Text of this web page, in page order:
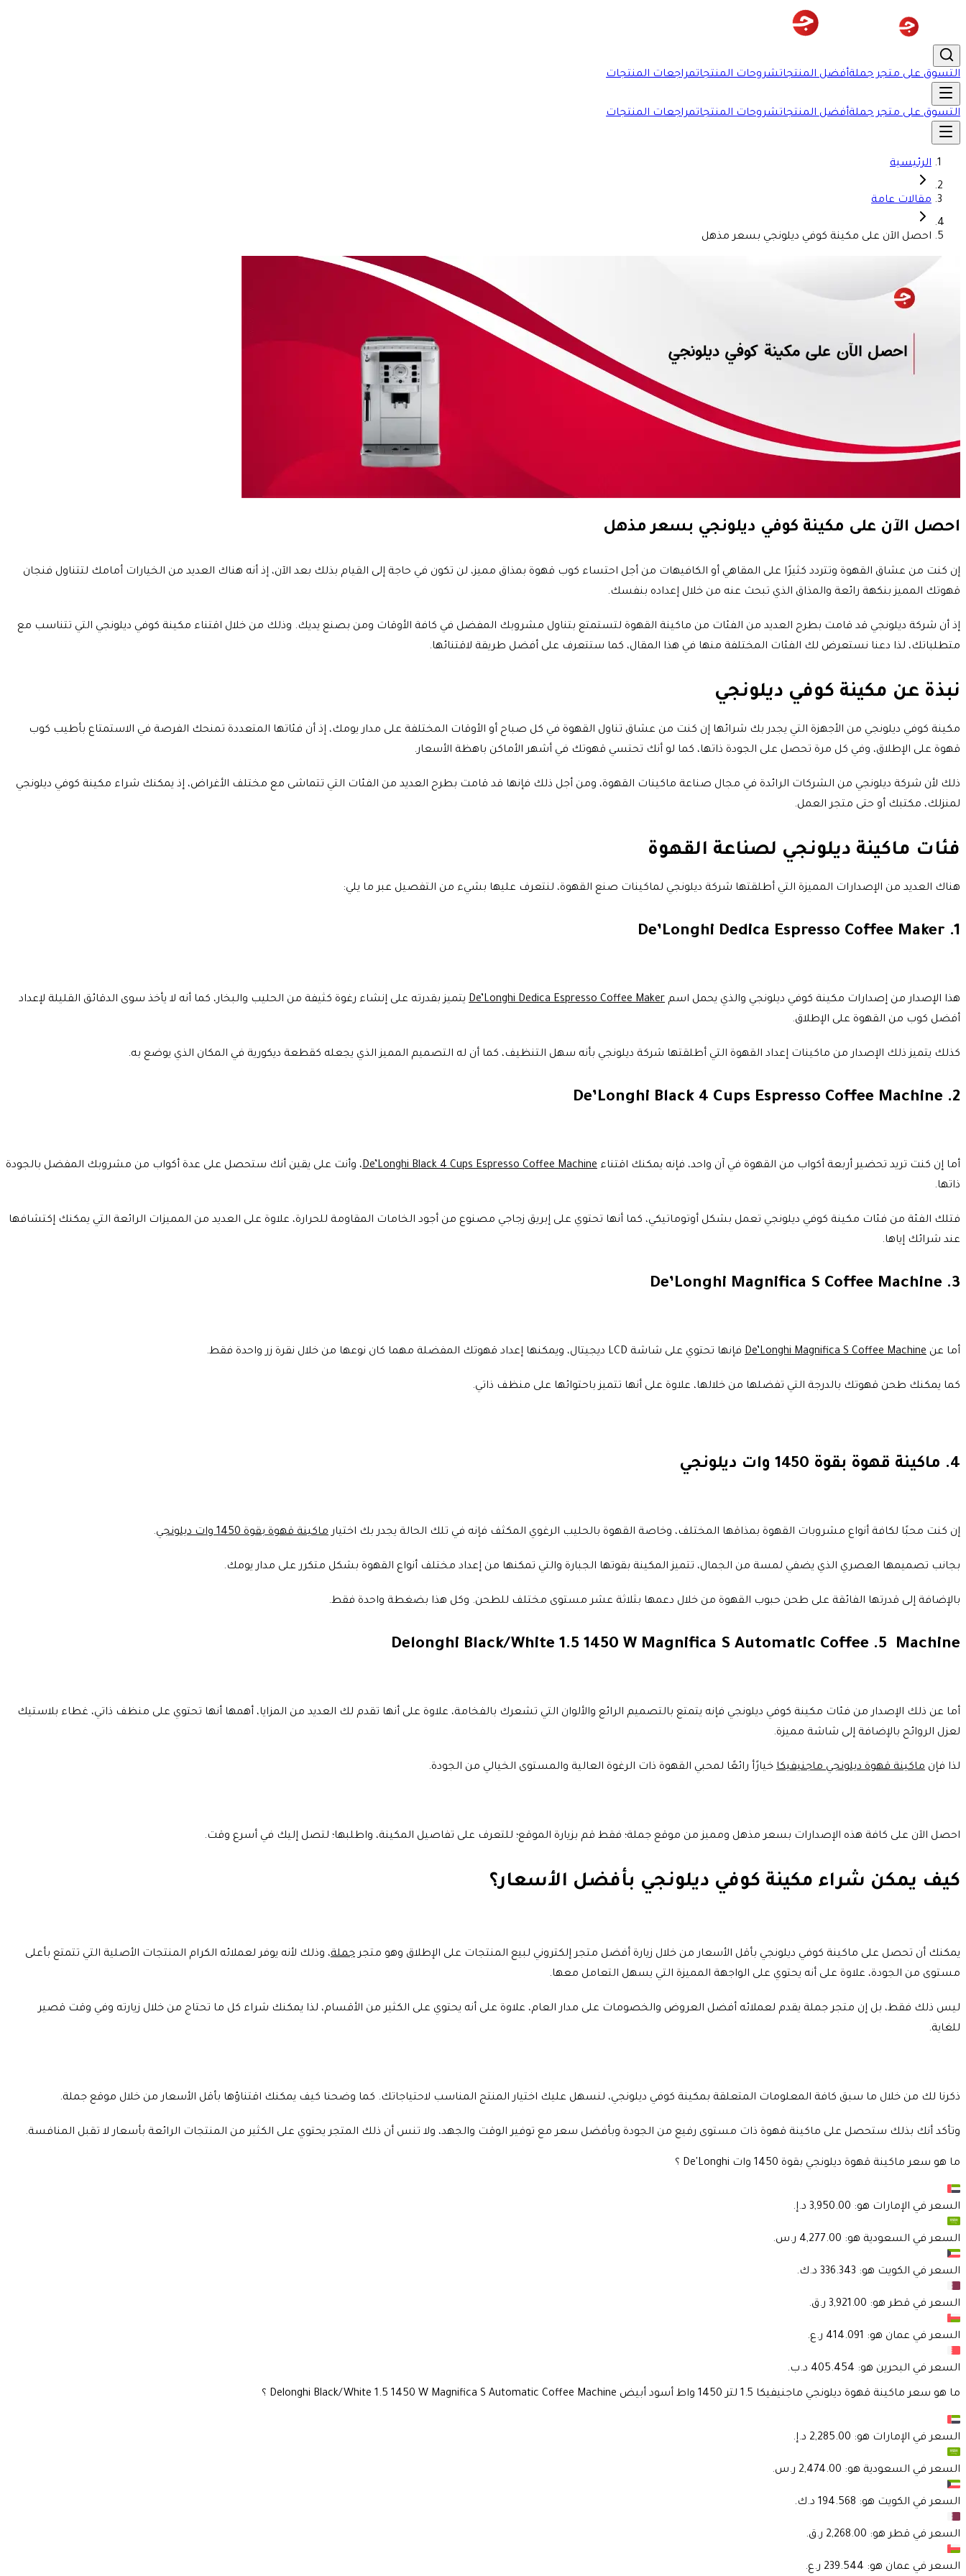
التسوق على متجر جملةأفضل المنتجاتشروحات المنتجاتمراجعات المنتجات
التسوق على متجر جملةأفضل المنتجاتشروحات المنتجاتمراجعات المنتجات
الرئيسية
مقالات عامة
احصل الآن على مكينة كوفي ديلونجي بسعر مذهل
احصل الآن على مكينة كوفي ديلونجي بسعر مذهل
إن كنت من عشاق القهوة وتتردد كثيرًا على المقاهي أو الكافيهات من أجل احتساء كوب قهوة بمذاق مميز، لن تكون في حاجة إلى القيام بذلك بعد الآن، إذ أنه هناك العديد من الخيارات أمامك لتتناول فنجان
قهوتك المميز بنكهة رائعة والمذاق الذي تبحث عنه من خلال إعداده بنفسك.
إذ أن شركة ديلونجي قد قامت بطرح العديد من الفئات من ماكينة القهوة لتستمتع بتناول مشروبك المفضل في كافة الأوقات ومن بصنع يديك. وذلك من خلال اقتناء مكينة كوفي ديلونجي التي تتناسب مع
متطلباتك، لذا دعنا نستعرض لك الفئات المختلفة منها في هذا المقال، كما ستتعرف على أفضل طريقة لاقتنائها.
نبذة عن مكينة كوفي ديلونجي
مكينة كوفي ديلونجي من الأجهزة التي يجدر بك شرائها إن كنت من عشاق تناول القهوة في كل صباح أو الأوقات المختلفة على مدار يومك، إذ أن فئاتها المتعددة تمنحك الفرصة في الاستمتاع بأطيب كوب
قهوة على الإطلاق، وفي كل مرة تحصل على الجودة ذاتها، كما لو أنك تحتسي قهوتك في أشهر الأماكن باهظة الأسعار.
ذلك لأن شركة ديلونجي من الشركات الرائدة في مجال صناعة ماكينات القهوة، ومن أجل ذلك فإنها قد قامت بطرح العديد من الفئات التي تتماشى مع مختلف الأغراض، إذ يمكنك شراء مكينة كوفي ديلونجي
لمنزلك، مكتبك أو حتى متجر العمل.
فئات ماكينة ديلونجي لصناعة القهوة
هناك العديد من الإصدارات المميزة التي أطلقتها شركة ديلونجي لماكينات صنع القهوة، لنتعرف عليها بشيء من التفصيل عبر ما يلي:
De’Longhi Dedica Espresso Coffee Maker .1
هذا الإصدار من إصدارات مكينة كوفي ديلونجي والذي يحمل اسم De’Longhi Dedica Espresso Coffee Maker يتميز بقدرته على إنشاء رغوة كثيفة من الحليب والبخار، كما أنه لا يأخذ سوى الدقائق القليلة لإعداد
أفضل كوب من القهوة على الإطلاق.
كذلك يتميز ذلك الإصدار من ماكينات إعداد القهوة التي أطلقتها شركة ديلونجي بأنه سهل التنظيف، كما أن له التصميم المميز الذي يجعله كقطعة ديكورية في المكان الذي يوضع به.
De’Longhi Black 4 Cups Espresso Coffee Machine .2
أما إن كنت تريد تحضير أربعة أكواب من القهوة في آن واحد، فإنه يمكنك اقتناء De’Longhi Black 4 Cups Espresso Coffee Machine، وأنت على يقين أنك ستحصل على عدة أكواب من مشروبك المفضل بالجودة
ذاتها.
فتلك الفئة من فئات مكينة كوفي ديلونجي تعمل بشكل أوتوماتيكي، كما أنها تحتوي على إبريق زجاجي مصنوع من أجود الخامات المقاومة للحرارة، علاوة على العديد من المميزات الرائعة التي يمكنك إكتشافها
عند شرائك إياها.
De’Longhi Magnifica S Coffee Machine .3
أما عن De’Longhi Magnifica S Coffee Machine فإنها تحتوي على شاشة LCD ديجيتال، ويمكنها إعداد قهوتك المفضلة مهما كان نوعها من خلال نقرة زر واحدة فقط.
كما يمكنك طحن قهوتك بالدرجة التي تفضلها من خلالها، علاوة على أنها تتميز باحتوائها على منظف ذاتي.
4. ماكينة قهوة بقوة 1450 وات ديلونجي
إن كنت محبًا لكافة أنواع مشروبات القهوة بمذاقها المختلف، وخاصة القهوة بالحليب الرغوي المكثف فإنه في تلك الحالة يجدر بك اختيارماكينة قهوة بقوة 1450 وات ديلونجي .
بجانب تصميمها العصري الذي يضفي لمسة من الجمال، تتميز المكينة بقوتها الجبارة والتي تمكنها من إعداد مختلف أنواع القهوة بشكل متكرر على مدار يومك.
بالإضافة إلى قدرتها الفائقة على طحن حبوب القهوة من خلال دعمها بثلاثة عشر مستوى مختلف للطحن. وكل هذا بضغطة واحدة فقط.
Delonghi Black/White 1.5 1450 W Magnifica S Automatic Coffee .5 Machine
أما عن ذلك الإصدار من فئات مكينة كوفي ديلونجي فإنه يتمتع بالتصميم الرائع والألوان التي تشعرك بالفخامة، علاوة على أنها تقدم لك العديد من المزايا، أهمها أنها تحتوي على منظف ذاتي، غطاء بلاستيك
لعزل الروائح بالإضافة إلى شاشة مميزة.
لذا فإن ماكينة قهوة ديلونجي ماجنيفيكا خيارًأ رائعًا لمحبي القهوة ذات الرغوة العالية والمستوى الخيالي من الجودة.
احصل الآن على كافة هذه الإصدارات بسعر مذهل ومميز من موقع جملة؛ فقط قم بزيارة الموقع؛ للتعرف على تفاصيل المكينة، واطلبها؛ لتصل إليك في أسرع وقت.
كيف يمكن شراء مكينة كوفي ديلونجي بأفضل الأسعار؟
يمكنك أن تحصل على ماكينة كوفي ديلونجي بأقل الأسعار من خلال زيارة أفضل متجر إلكتروني لبيع المنتجات على الإطلاق وهو متجرجملة، وذلك لأنه يوفر لعملائه الكرام المنتجات الأصلية التي تتمتع بأعلى
مستوى من الجودة، علاوة على أنه يحتوي على الواجهة المميزة التي يسهل التعامل معها.
ليس ذلك فقط، بل إن متجر جملة يقدم لعملائه أفضل العروض والخصومات على مدار العام، علاوة على أنه يحتوي على الكثير من الأقسام، لذا يمكنك شراء كل ما تحتاج من خلال زيارته وفي وقت قصير
للغاية.
ذكرنا لك من خلال ما سبق كافة المعلومات المتعلقة بمكينة كوفي ديلونجي، لنسهل عليك اختيار المنتج المناسب لاحتياجاتك. كما وضحنا كيف يمكنك اقتناؤها بأقل الأسعار من خلال موقع جملة.
وتأكد أنك بذلك ستحصل على ماكينة قهوة ذات مستوى رفيع من الجودة وبأفضل سعر مع توفير الوقت والجهد، ولا تنس أن ذلك المتجر يحتوي على الكثير من المنتجات الرائعة بأسعار لا تقبل المنافسة.
ما هو سعر ماكينة قهوة ديلونجي بقوة 1450 وات De'Longhi ؟
السعر في الإمارات هو:
السعر في السعودية هو:
السعر في الكويت هو:
السعر في قطرهو:
السعر في عمان هو:
السعر في البحرين هو:
ما هو سعر ماكينة قهوة ديلونجي ماجنيفيكا 1.5 لتر 1450 واط أسود أبيض Delonghi Black/White 1.5 1450 W Magnifica S Automatic Coffee Machine ؟
السعر في الإمارات هو:
السعر في السعودية هو:
السعر في الكويت هو:
السعر في قطرهو:
السعر في عمان هو: